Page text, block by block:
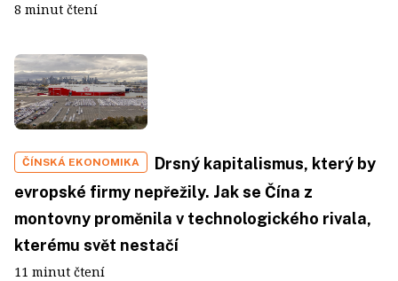
8 minut čtení
ČÍNSKÁ EKONOMIKA
Drsný kapitalismus, který by
evropské firmy nepřežily. Jak se Čína z
montovny proměnila v technologického rivala,
kterému svět nestačí
11 minut čtení